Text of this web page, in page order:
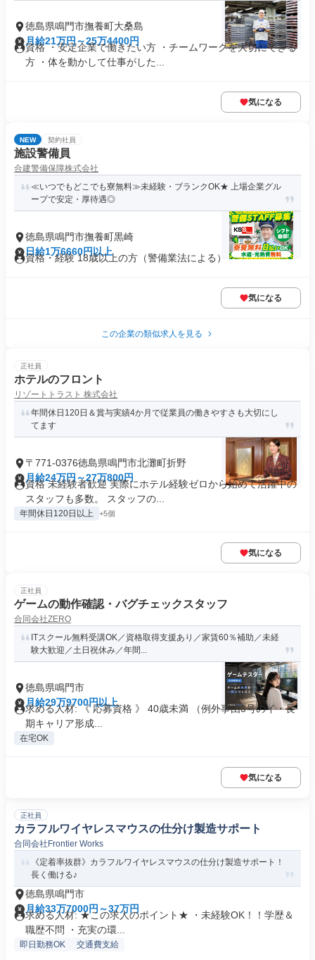
徳島県鳴門市撫養町大桑島
月給21万円～25万4400円
資格 ・安定企業で働きたい方 ・チームワークを大切にできる
方 ・体を動かして仕事がした...
気になる
NEW 契約社員
施設警備員
合建警備保障株式会社
≪いつでもどこでも寮無料≫未経験・ブランクOK★ 上場企業グル
ープで安定・厚待遇◎
徳島県鳴門市撫養町黒崎
日給1万6660円以上
資格・経験 18歳以上の方（警備業法による）
気になる
この企業の類似求人を見る
正社員
ホテルのフロント
リゾートトラスト 株式会社
年間休日120日＆賞与実績4か月で従業員の働きやすさも大切にし
てます
〒771-0376徳島県鳴門市北灘町折野
月給24万円～27万800円
資格 未経験者歓迎 実際にホテル経験ゼロから始めて活躍中の
スタッフも多数。 スタッフの...
年間休日120日以上 +5個
気になる
正社員
ゲームの動作確認・バグチェックスタッフ
合同会社ZERO
ITスクール無料受講OK／資格取得支援あり／家賃60％補助／未経
験大歓迎／土日祝休み／年間...
徳島県鳴門市
月給29万9700円以上
求める人材: 《 応募資格 》 40歳未満 （例外事由3号のイ・長
期キャリア形成...
在宅OK
気になる
正社員
カラフルワイヤレスマウスの仕分け製造サポート
合同会社Frontier Works
《定着率抜群》カラフルワイヤレスマウスの仕分け製造サポート！
長く働ける♪
徳島県鳴門市
月給33万7000円～37万円
求める人材: ★この求人のポイント★ ・未経験OK！！学歴＆
職歴不問 ・充実の環...
即日勤務OK 交通費支給